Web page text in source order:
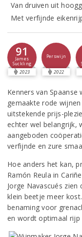
Van druiven uit
Met verfijnde
91
James
Suckling
2023
Perswijn
2022
Kenners van
gemaakte rode
uitstekende prijs-
echter wel belangrijk,
aangeboden
verfijnde en zure
Hoe anders het kan,
Ramón Reula in
Jorge Navascués
klein beetje meer
benaming voor
en wordt optimaal rijp